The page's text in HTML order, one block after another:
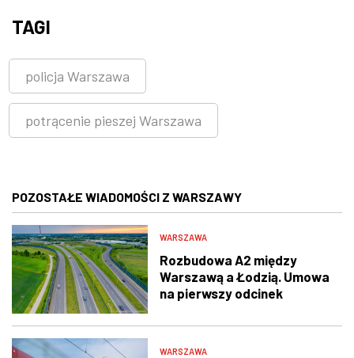
TAGI
policja Warszawa
potrącenie pieszej Warszawa
POZOSTAŁE WIADOMOŚCI Z WARSZAWY
WARSZAWA
Rozbudowa A2 między
Warszawą a Łodzią. Umowa
na pierwszy odcinek
WARSZAWA